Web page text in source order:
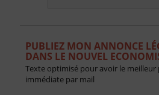
PUBLIEZ MON ANNONCE
DANS LE NOUVEL
Texte optimisé pour avoir le
immédiate par mail